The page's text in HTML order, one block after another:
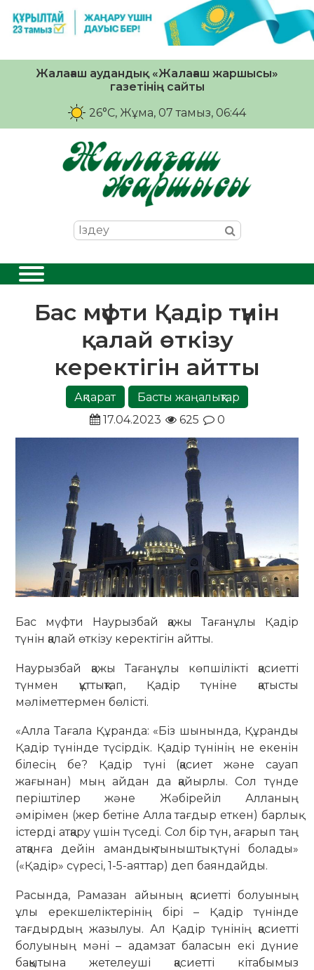
Жалағаш аудандық «Жалағаш жаршысы»
газетінің сайты
26°C, Жұма, 07 тамыз, 06:44
Бас мүфти Қадір түнін
қалай өткізу
керектігін айтты
Ақпарат
Басты жаңалықтар
17.04.2023
625 0
Бас мүфти Наурызбай қажы Тағанұлы Қадір
түнін қалай өткізу керектігін айтты.
Наурызбай қажы Тағанұлы көпшілікті қасиетті
түнмен құттықтап, Қадір түніне қатысты
мәліметтермен бөлісті.
«Алла Тағала Құранда: «Біз шынында, Құранды
Қадір түнінде түсірдік. Қадір түнінің не екенін
білесің бе? Қадір түні (қасиет және сауап
жағынан) мың айдан да қайырлы. Сол түнде
періштілер және Жәбірейіл Алланың
әмірімен (жер бетіне Алла тағдыр еткен) барлық
істерді атқару үшін түседі. Сол бір түн, ағарып таң
атқанға дейін амандық-тыныштық түні болады»
(«Қадір» сүресі, 1-5-аяттар) деп баяндайды.
Расында, Рамазан айының қасиетті болуының
ұлы ерекшеліктерінің бірі – Қадір түнінде
тағдырдың жазылуы. Ал Қадір түнінің қасиетті
болуының мәні – адамзат баласын екі дүние
бақытына жетелеуші қасиетті кітабымыз